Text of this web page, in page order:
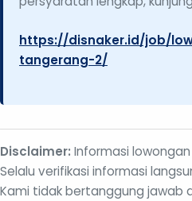
https://disnaker.id/job/
tangerang-2/
Disclaimer: Informasi
Selalu verifikasi informasi
Kami tidak bertanggung jawab